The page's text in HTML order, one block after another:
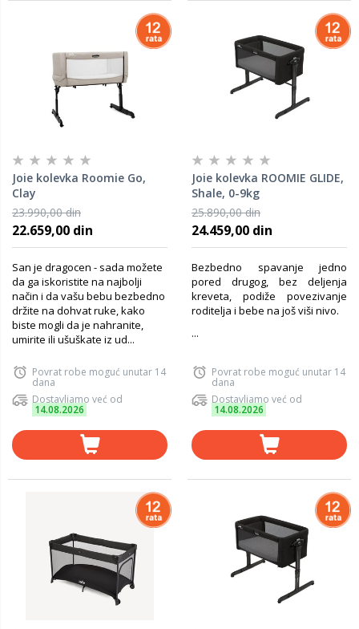
Joie kolevka Roomie Go,
Clay
23.990,00 din
22.659,00 din
San je dragocen - sada možete
da ga iskoristite na najbolji
način i da vašu bebu bezbedno
držite na dohvat ruke, kako
biste mogli da je nahranite,
umirite ili ušuškate iz ud...
Povrat robe moguć unutar 14
dana
Dostavljamo već od
14.08.2026
Joie kolevka ROOMIE GLIDE,
Shale, 0-9kg
25.890,00 din
24.459,00 din
Bezbedno spavanje jedno
pored drugog, bez deljenja
kreveta, podiže povezivanje
roditelja i bebe na još viši nivo.
...
Povrat robe moguć unutar 14
dana
Dostavljamo već od
14.08.2026